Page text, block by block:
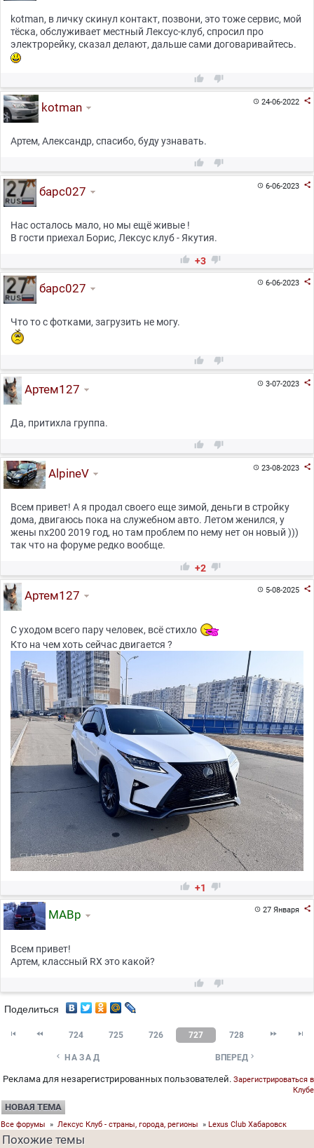
kotman, в личку скинул контакт, позвони, это тоже сервис, мой
тёска, обслуживает местный Лексус-клуб, спросил про
электрорейку, сказал делают, дальше сами договаривайтесь.
 
24-06-2022 
kotman
Артем, Александр, спасибо, буду узнавать.
 
6-06-2023 
барс027
Нас осталось мало, но мы ещё живые !
В гости приехал Борис, Лексус клуб - Якутия.
 +3 
6-06-2023 
барс027
Что то с фотками, загрузить не могу.
 
3-07-2023 
Артем127
Да, притихла группа.
 
23-08-2023 
AlpineV
Всем привет! А я продал своего еще зимой, деньги в стройку
дома, двигаюсь пока на служебном авто. Летом женился, у
жены nx200 2019 год, но там проблем по нему нет он новый )))
так что на форуме редко вообще.
 +2 
5-08-2025 
Артем127
С уходом всего пару человек, всё стихло
Кто на чем хоть сейчас двигается ?
 +1 
27 Января 
МАВр
Всем привет!
Артем, классный RX это какой?
 
Поделиться
  724 725 726 727 728  
 НАЗАД ВПЕРЕД 
Реклама для незарегистрированных пользователей. Зарегистрироваться в
Клубе
НОВАЯ ТЕМА
Все форумы » Лексус Клуб - страны, города, регионы » Lexus Club Хабаровск
Похожие темы